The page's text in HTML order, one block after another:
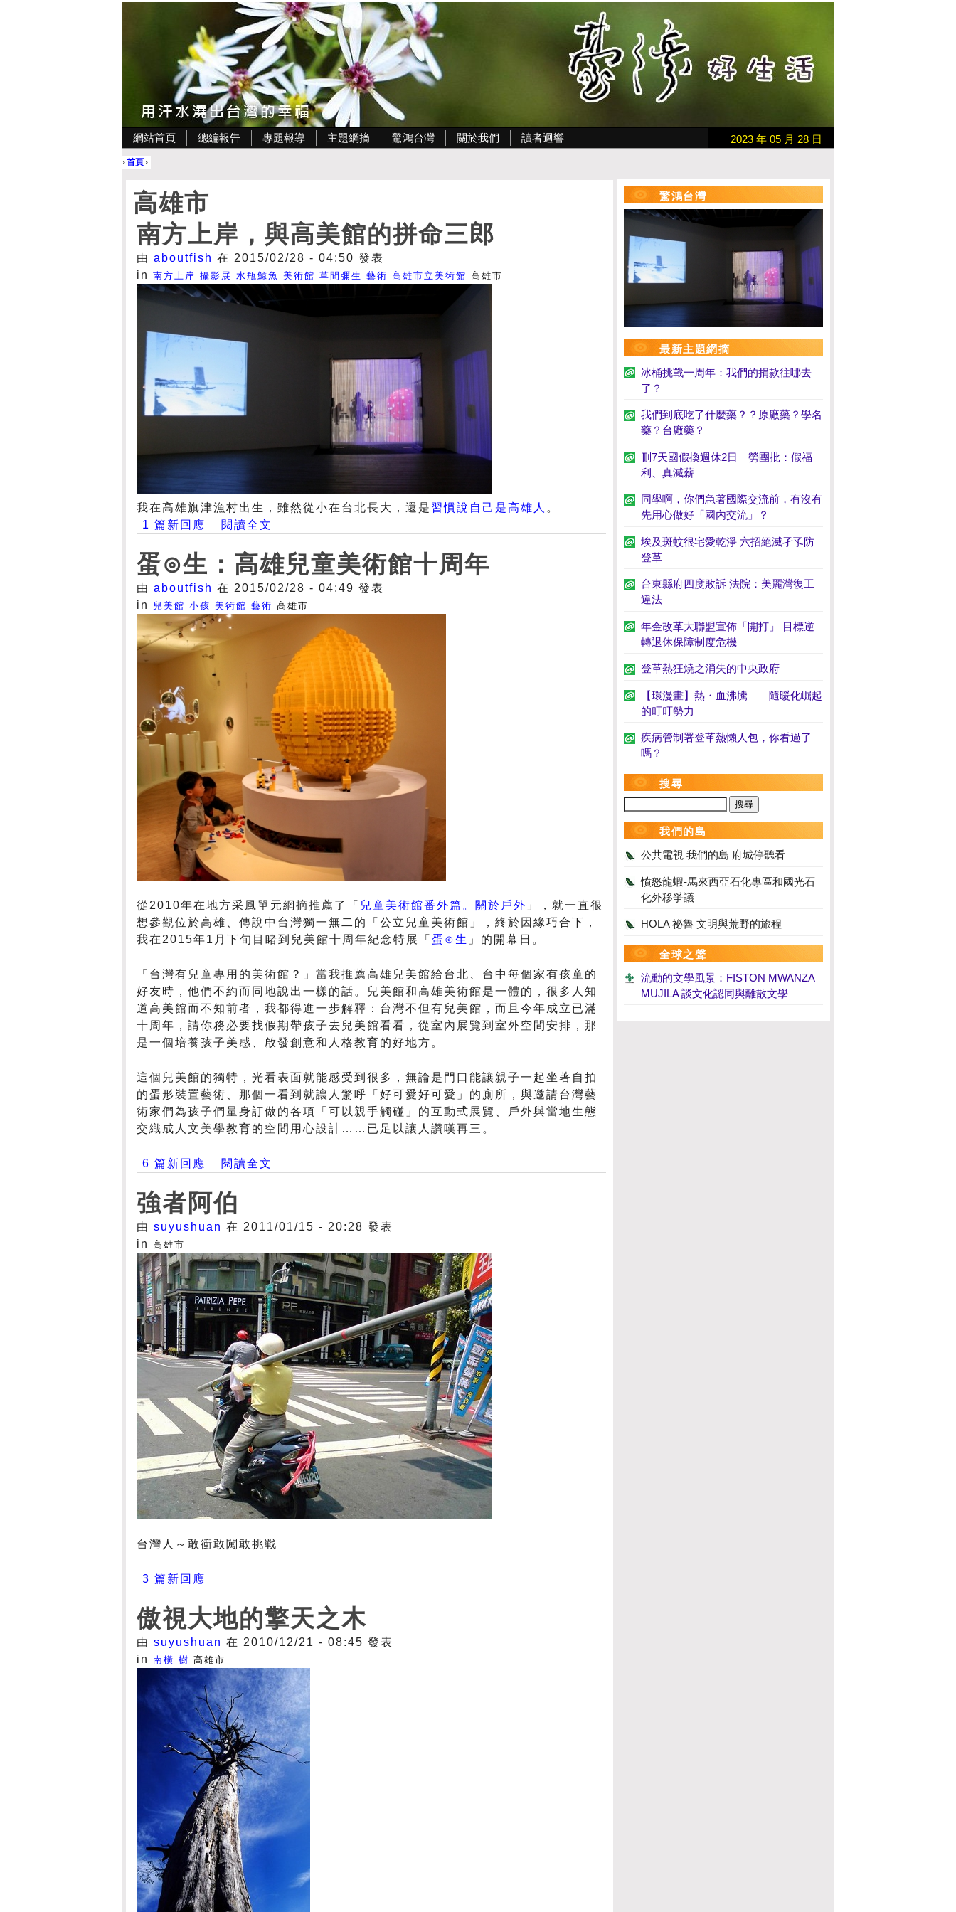
網站首頁 總編報告 專題報導 主題網摘 驚鴻台灣 關於我們 讀者迴響 2023 年 05 月 28 日
›首頁›
高雄市
南方上岸，與高美館的拼命三郎
由 aboutfish 在 2015/02/28 - 04:50 發表
in 南方上岸 攝影展 水瓶鯨魚 美術館 草間彌生 藝術 高雄市立美術館 高雄市
我在高雄旗津漁村出生，雖然從小在台北長大，還是 習慣說自己是高雄人 。
1 篇新回應
閱讀全文
蛋⊙生：高雄兒童美術館十周年
由 aboutfish 在 2015/02/28 - 04:49 發表
in
兒美館 小孩 美術館 藝術 高雄市
從2010年在地方采風單元網摘推薦了「 兒童美術館番外篇。關於戶外 」，就一直很
想參觀位於高雄、傳說中台灣獨一無二的「公立兒童美術館」，終於因緣巧合下，
我在2015年1月下旬目睹到兒美館十周年紀念特展「 蛋⊙生 」的開幕日。
「台灣有兒童專用的美術館？」當我推薦高雄兒美館給台北、台中每個家有孩童的
好友時，他們不約而同地說出一樣的話。兒美館和高雄美術館是一體的，很多人知
道高美館而不知前者，我都得進一步解釋：台灣不但有兒美館，而且今年成立已滿
十周年，請你務必要找假期帶孩子去兒美館看看，從室內展覽到室外空間安排，那
是一個培養孩子美感、啟發創意和人格教育的好地方。
這個兒美館的獨特，光看表面就能感受到很多，無論是門口能讓親子一起坐著自拍
的蛋形裝置藝術、那個一看到就讓人驚呼「好可愛好可愛」的廁所，與邀請台灣藝
術家們為孩子們量身訂做的各項「可以親手觸碰」的互動式展覽、戶外與當地生態
交織成人文美學教育的空間用心設計……已足以讓人讚嘆再三。
6 篇新回應 閱讀全文
強者阿伯
由 suyushuan 在 2011/01/15 - 20:28 發表
in 高雄市
台灣人～敢衝敢闖敢挑戰
3 篇新回應
傲視大地的擎天之木
由 suyushuan 在 2010/12/21 - 08:45 發表
in 南橫 樹 高雄市
驚鴻台灣
最新主題網摘
冰桶挑戰一周年：我們的捐款往哪去
了？
我們到底吃了什麼藥？？原廠藥？學名
藥？台廠藥？
刪7天國假換週休2日 勞團批：假福
利、真減薪
同學啊，你們急著國際交流前，有沒有
先用心做好「國內交流」？
埃及斑蚊很宅愛乾淨 六招絕滅孑孓防
登革
台東縣府四度敗訴 法院：美麗灣復工
違法
年金改革大聯盟宣佈「開打」 目標逆
轉退休保障制度危機
登革熱狂燒之消失的中央政府
【環漫畫】熱・血沸騰——隨暖化崛起
的叮叮勢力
疾病管制署登革熱懶人包，你看過了
嗎？
搜尋
我們的島
公共電視 我們的島 府城停聽看
憤怒龍蝦-馬來西亞石化專區和國光石
化外移爭議
HOLA 祕魯 文明與荒野的旅程
全球之聲
流動的文學風景：FISTON MWANZA
MUJILA 談文化認同與離散文學